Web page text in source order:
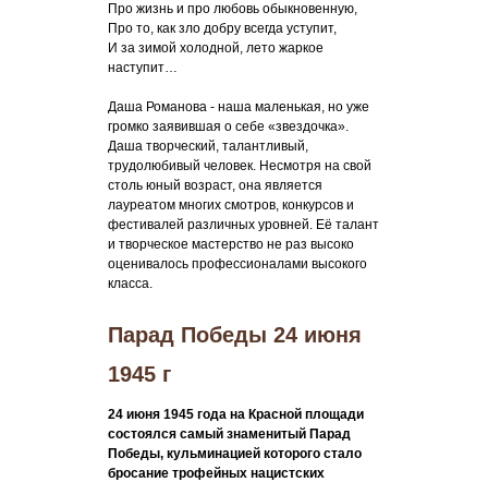
Про жизнь и про любовь обыкновенную,
Про то, как зло добру всегда уступит,
И за зимой холодной, лето жаркое
наступит…
Даша Романова - наша маленькая, но уже
громко заявившая о себе «звездочка».
Даша творческий, талантливый,
трудолюбивый человек. Несмотря на свой
столь юный возраст, она является
лауреатом многих смотров, конкурсов и
фестивалей различных уровней. Её талант
и творческое мастерство не раз высоко
оценивалось профессионалами высокого
класса.
Парад Победы 24 июня
1945 г
24 июня 1945 года на Красной площади
состоялся самый знаменитый Парад
Победы, кульминацией которого стало
бросание трофейных нацистских